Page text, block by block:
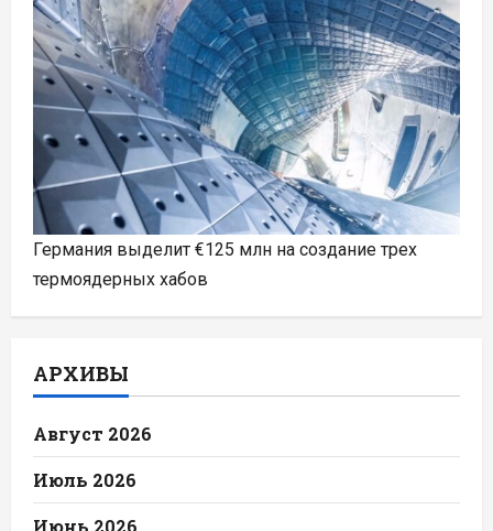
Германия выделит €125 млн на создание трех
термоядерных хабов
АРХИВЫ
Август 2026
Июль 2026
Июнь 2026